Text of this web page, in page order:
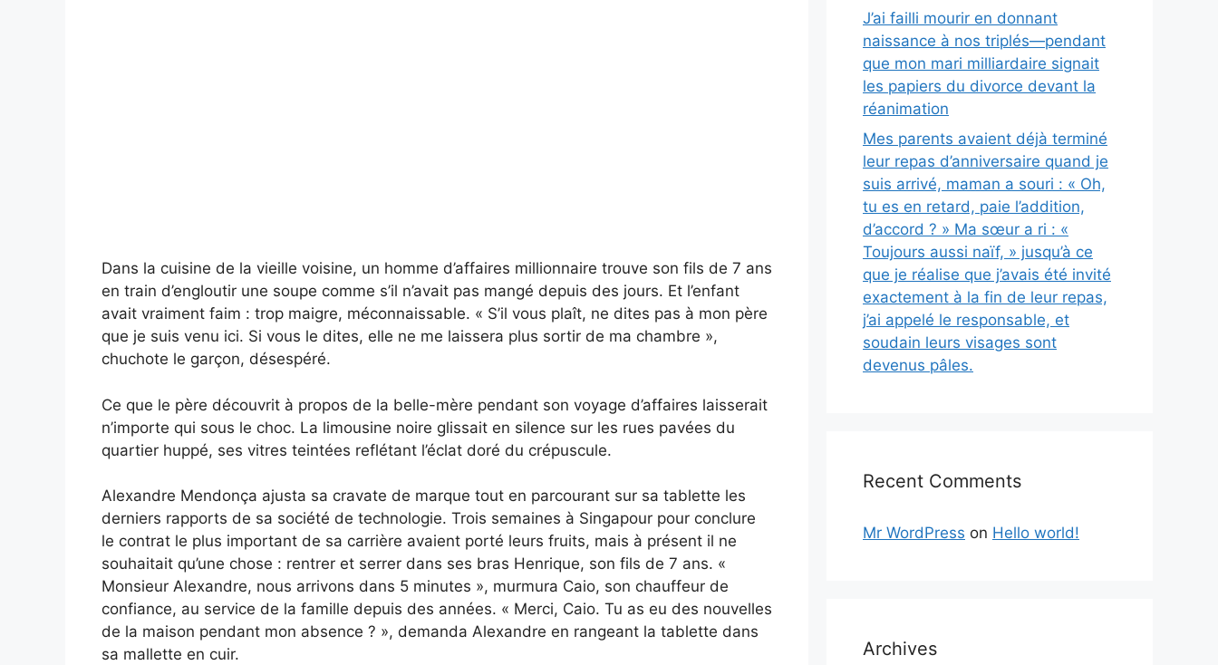
Dans la cuisine de la vieille voisine, un homme d’affaires millionnaire trouve son fils de 7 ans
en train d’engloutir une soupe comme s’il n’avait pas mangé depuis des jours. Et l’enfant
avait vraiment faim : trop maigre, méconnaissable. « S’il vous plaît, ne dites pas à mon père
que je suis venu ici. Si vous le dites, elle ne me laissera plus sortir de ma chambre »,
chuchote le garçon, désespéré.
Ce que le père découvrit à propos de la belle-mère pendant son voyage d’affaires laisserait
n’importe qui sous le choc. La limousine noire glissait en silence sur les rues pavées du
quartier huppé, ses vitres teintées reflétant l’éclat doré du crépuscule.
Alexandre Mendonça ajusta sa cravate de marque tout en parcourant sur sa tablette les
derniers rapports de sa société de technologie. Trois semaines à Singapour pour conclure
le contrat le plus important de sa carrière avaient porté leurs fruits, mais à présent il ne
souhaitait qu’une chose : rentrer et serrer dans ses bras Henrique, son fils de 7 ans. «
Monsieur Alexandre, nous arrivons dans 5 minutes », murmura Caio, son chauffeur de
confiance, au service de la famille depuis des années. « Merci, Caio. Tu as eu des nouvelles
de la maison pendant mon absence ? », demanda Alexandre en rangeant la tablette dans
sa mallette en cuir.
J’ai failli mourir en donnant
naissance à nos triplés—pendant
que mon mari milliardaire signait
les papiers du divorce devant la
réanimation
Mes parents avaient déjà terminé
leur repas d’anniversaire quand je
suis arrivé, maman a souri : « Oh,
tu es en retard, paie l’addition,
d’accord ? » Ma sœur a ri : «
Toujours aussi naïf, » jusqu’à ce
que je réalise que j’avais été invité
exactement à la fin de leur repas,
j’ai appelé le responsable, et
soudain leurs visages sont
devenus pâles.
Recent Comments
Mr WordPress on Hello world!
Archives